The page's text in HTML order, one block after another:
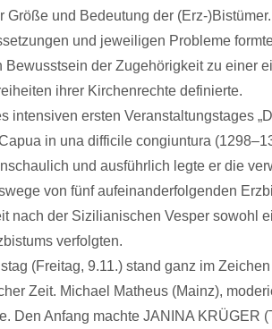
Größe und Bedeutung der (Erz-
und jeweiligen Probleme
der Zugehörigkeit zu einer
ihrer Kirchenrechte definierte.
intensiven ersten Veranstaltungstages
in una difficile congiuntura
und ausführlich legte er die
von fünf aufeinanderfolgenden
nach der Sizilianischen Vesper sowohl
verfolgten.
(Freitag, 9.11.) stand ganz im
Zeit. Michael Matheus (Mainz),
Den Anfang machte JANINA KRÜGER